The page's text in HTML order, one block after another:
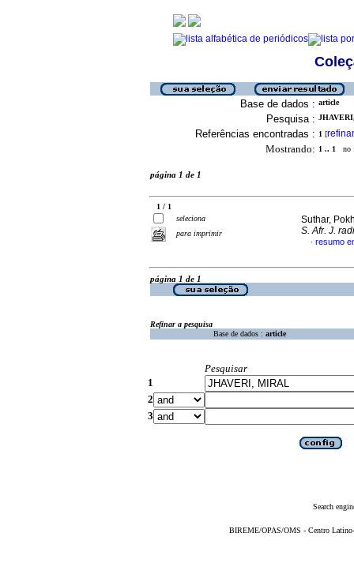
Base de dados : article
Pesquisa :
Referências encontradas : 1 [refinar
Mostrando: 1 .. 1 no
página 1 de 1
1 / 1
seleciona
para imprimir
Suthar,
S. Afr. J.
· resumo
página 1 de 1
Refinar a pesquisa
Base de dados : article
Pesquisar
1
2
3
Search
BIREME/OPAS/OMS - Centro Latino-